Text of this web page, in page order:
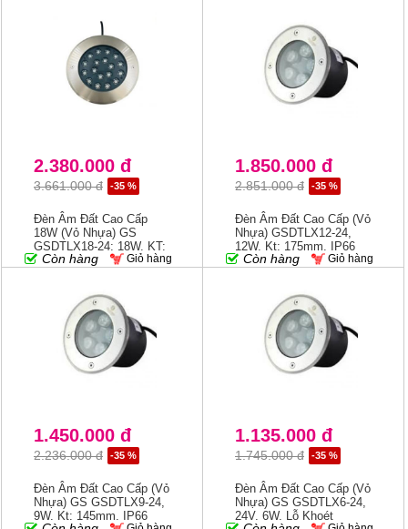
2.380.000 đ
3.661.000 đ -35 %
Đèn Âm Đất Cao Cấp
18W (vỏ Nhựa) GS
GSDTLX18-24; 18W, KT:
200mm, IP66
Còn hàng Giỏ hàng
1.850.000 đ
2.851.000 đ -35 %
Đèn Âm Đất Cao Cấp (vỏ
Nhựa) GSDTLX12-24,
12W, Kt: 175mm, IP66
Còn hàng Giỏ hàng
1.450.000 đ
2.236.000 đ -35 %
Đèn Âm Đất Cao Cấp (vỏ
Nhựa) GS GSDTLX9-24,
9W, Kt: 145mm, IP66
1.135.000 đ
1.745.000 đ -35 %
Đèn Âm Đất Cao Cấp (vỏ
Nhựa) GS GSDTLX6-24,
24V, 6W, Lỗ Khoét